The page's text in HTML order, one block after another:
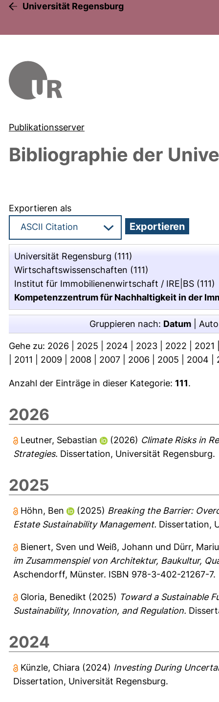
Universität Regensburg
Publikationsserver
Bibliographie der
Exportieren als
Universität Regensburg (111)
Wirtschaftswissenschaften (111)
Institut für Immobilienenwirtschaft / IRE|BS (111)
Kompetenzzentrum für Nachhaltigkeit in der
Gruppieren nach: Datum
Gehe zu: 2026 2025 2024 2023 2022 2021
2011 2009 2008 2007 2006 2005 2004
Anzahl der Einträge in dieser Kategorie: 111.
2026
Leutner, Sebastian (2026) Climate Risks in
Strategies. Dissertation, Universität Regensburg.
2025
Höhn, Ben (2025) Breaking the Barrier:
Estate Sustainability Management. Dissertation,
Bienert, Sven und Weiß, Johann und Dürr,
im Zusammenspiel von Architektur, Baukultur,
Aschendorff, Münster. ISBN 978-3-402-21267-7.
Gloria, Benedikt (2025) Toward a Sustainable
Sustainability, Innovation, and Regulation.
2024
Künzle, Chiara (2024) Investing During
Dissertation, Universität Regensburg.